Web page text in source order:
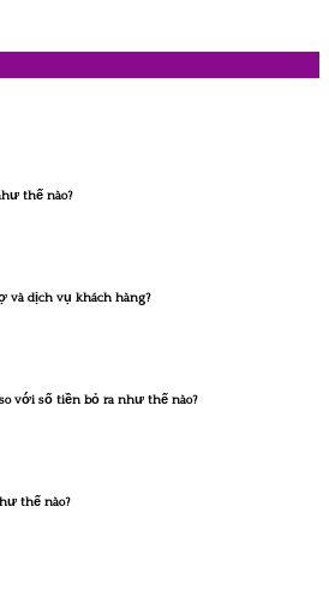
thế nào?
và dịch vụ khách hàng?
với số tiền bỏ ra như thế nào?
thế nào?